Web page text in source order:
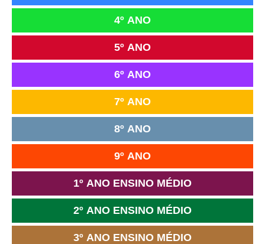
4º ANO
5º ANO
6º ANO
7º ANO
8º ANO
9º ANO
1º ANO ENSINO MÉDIO
2º ANO ENSINO MÉDIO
3º ANO ENSINO MÉDIO